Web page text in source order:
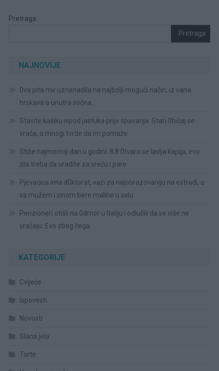
Pretraga
Pretraga
NAJNOVIJE
0va pita me uznenadila na najbolji mogući način, iz vana
hrskava a unutra sočna…
Stavite kašiku ispod jastuka prije spavanja: Stari 0bičaj se
vraća, a mnogi tvrde da im pomaže
Stiže najmoćniji dan u godini: 8.8 0tvara se lavlja kapija, evo
šta treba da uradite za sreću i pare
Pjevačica ima d0ktorat, važi za najobrazovaniju na estradi, a
sa mužem i sinom bere maline u selu
Penzioneri otišli na 0dmor u Italiju i odlučili da se više ne
vraćaju: Evo zbog čega
KATEGORIJE
Cvijeće
Ispovesti
Novosti
Slana jela
Torte